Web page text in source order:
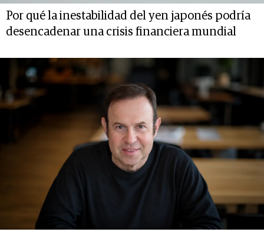
Por qué la inestabilidad del yen japonés podría
desencadenar una crisis financiera mundial